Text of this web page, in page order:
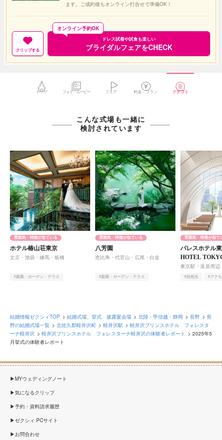
ます。ご成約後もオンライン打合せで準備OK！
クリップする
ドレス試着や試食も楽しい
ブライダルフェアをCHECK
オンライン予約OK
トップ フォト・ムービー フェア 料金・プラン クチコミ
こんな式場も一緒に
検討されています
雰囲気・特徴が似ている
ホテル椿山荘東京
文京・池袋・練馬・板橋
#庭園・ガーデン・テラス
雰囲気・特徴が似ている
八芳園
恵比寿・代官山・広尾・白金
#庭園・ガーデン・テラス
雰囲気・特徴が似て
パレスホテル
HOTEL
東京駅・皇居周辺
#自然光
#アク
結婚情報ゼクシィTOP 結婚式場、挙式、披露宴会場 北陸・甲信越・静岡 長野
長
野の結婚式場一覧
北佐久郡軽井沢町 軽井沢駅
軽井沢プリンスホテル フォレスタ
ーナ軽井沢
軽井沢プリンスホテル フォレスターナ軽井沢の体験者レポート
2025年5
月挙式の体験者レポート
MYウェディングノート
気になるクリップ
予約・資料請求履歴
ゼクシィ PCサイト
お問合わせ